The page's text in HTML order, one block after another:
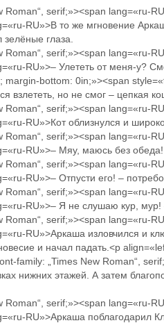
serif;»><span lang=«ru-
RU»>В то же мгновение
глаза.
serif;»><span lang=«ru-
RU»>– Улететь от меня-у?
margin-bottom: 0in;»><span
взлететь, но не смог – цепкая
serif;»><span lang=«ru-
RU»>Кот облизнулся и
serif;»><span lang=«ru-
RU»>– Мяу, маюсь без
serif;»><span lang=«ru-
RU»>– Отпусти его! –
serif;»><span lang=«ru-
RU»>– Я не слушаю кур, мур!
serif;»><span lang=«ru-
RU»>Аркаша изловчился и
и начал падать.<p
family: „Times New Roman“,
нижних этажей. А затем
serif;»><span lang=«ru-
RU»>Аркаша поблагодарил